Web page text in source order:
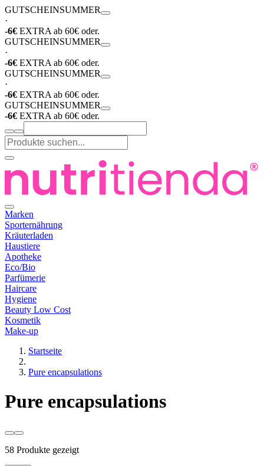
GUTSCHEINSUMMER
·
-6€ EXTRA ab 60€ oder.
GUTSCHEINSUMMER
·
-6€ EXTRA ab 60€ oder.
GUTSCHEINSUMMER
·
-6€ EXTRA ab 60€ oder.
GUTSCHEINSUMMER
-6€ EXTRA ab 60€ oder.
Marken
Sporternährung
Kräuterladen
Haustiere
Apotheke
Eco/Bio
Parfümerie
Haircare
Hygiene
Beauty Low Cost
Kosmetik
Make-up
Startseite
Pure encapsulations
Pure encapsulations
58 Produkte gezeigt